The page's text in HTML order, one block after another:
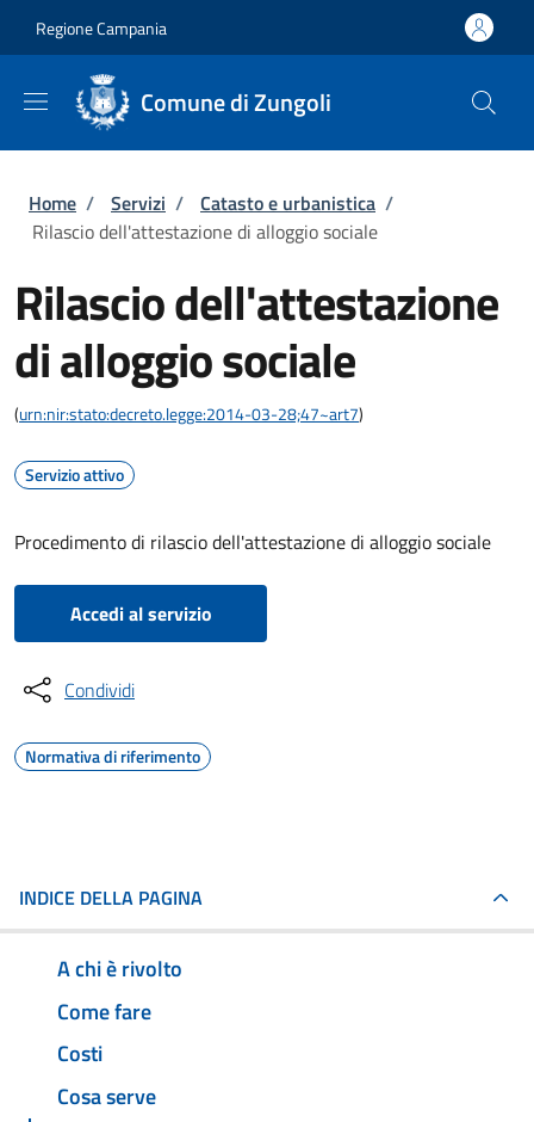
Regione Campania
Comune di Zungoli
Briciole di pane
Home / Servizi / Catasto e urbanistica /
Rilascio dell'attestazione di alloggio sociale
Rilascio dell'attestazione
di alloggio sociale
(urn:nir:stato:decreto.legge:2014-03-28;47~art7)
Servizio attivo
Procedimento di rilascio dell'attestazione di alloggio sociale
Accedi al servizio
Condividi
Normativa di riferimento
INDICE DELLA PAGINA
A chi è rivolto
Come fare
Costi
Cosa serve